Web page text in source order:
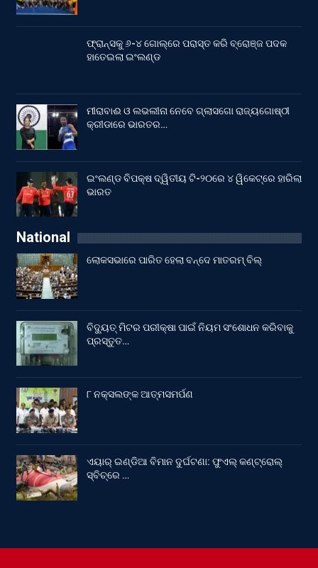
ଫ୍ରାନ୍ସକୁ ୬-୪ ଗୋଲ୍‌ରେ ପରାସ୍ତ କରି ବ୍ରୋଞ୍ଜ ପଦକ
ହାତେଇଲା ଇଂଲଣ୍ଡ
ମୀରାବାଈ ଓ ଲଭଲୀନା ନେବେ ଗ୍ଲାସଗୋ ରାଜ୍ୟଗୋଷ୍ଠୀ
କ୍ରୀଡାରେ ଭାରତର…
ଇଂଲଣ୍ଡ ବିପକ୍ଷ ଦ୍ୱିତୀୟ ଟି-୨୦ରେ ୪ ୱିକେଟ୍‌ରେ ହାରିଲା
ଭାରତ
National
ଲୋକସଭାରେ ପାରିତ ହେଲା ବନ୍ଦେ ମାତରମ୍‌ ବିଲ୍‌
ବିଦ୍ୟୁତ୍ ମିଟର ପରୀକ୍ଷା ପାଇଁ ନିୟମ ସଂଶୋଧନ କରିବାକୁ
ପ୍ରସ୍ତୁତ…
୮ ନକ୍ସଲଙ୍କ ଆତ୍ମସମର୍ପଣ
ଏୟାର୍ ଇଣ୍ଡିଆ ବିମାନ ଦୁର୍ଘଟଣା: ଫୁଏଲ୍‌ କଣ୍ଟ୍ରୋଲ୍‌
ସ୍ବିଚ୍‌ରେ …